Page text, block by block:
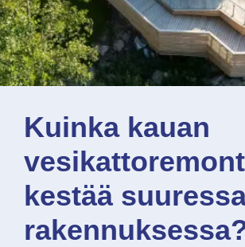
Kuinka kauan
kestää